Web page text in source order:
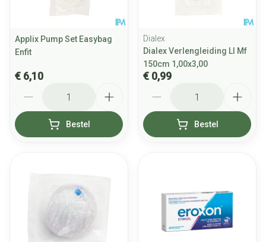
Applix Pump Set Easybag
Enfit
€ 6,10
Bestel
Dialex
Dialex Verlengleiding Ll Mf
150cm 1,00x3,00
€ 0,99
Bestel